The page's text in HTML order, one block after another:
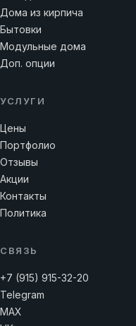
Дома из кирпича
Бытовки
Модульные дома
Доп. опции
УСЛУГИ
Цены
Портфолио
Отзывы
Акции
Контакты
Политика
СВЯЗЬ
+7 (915) 915-32-20
Telegram
MAX